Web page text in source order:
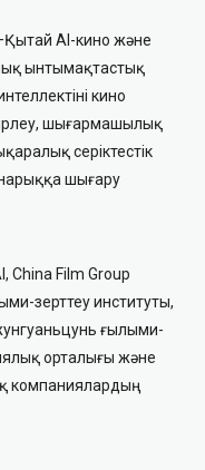
AI-кино және
ынтымақтастық
кино
шығармашылық
серіктестік
шығару
China Film Group
зерттеу институты,
ғылыми-
орталығы және
компаниялардың